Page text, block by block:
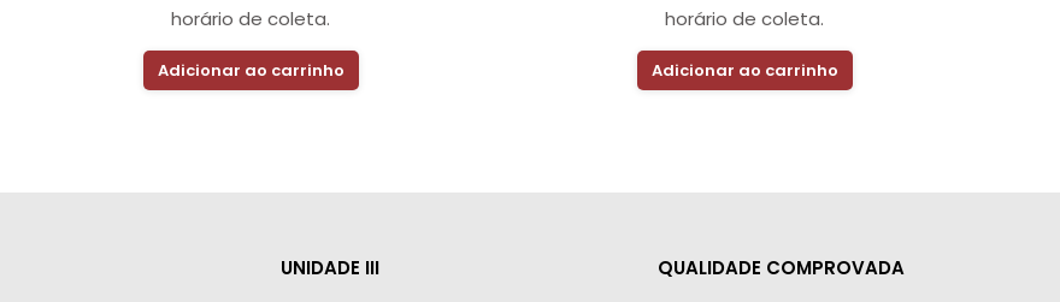
horário de coleta.
Adicionar ao carrinho
horário de coleta.
Adicionar ao carrinho
UNIDADE III QUALIDADE COMPROVADA